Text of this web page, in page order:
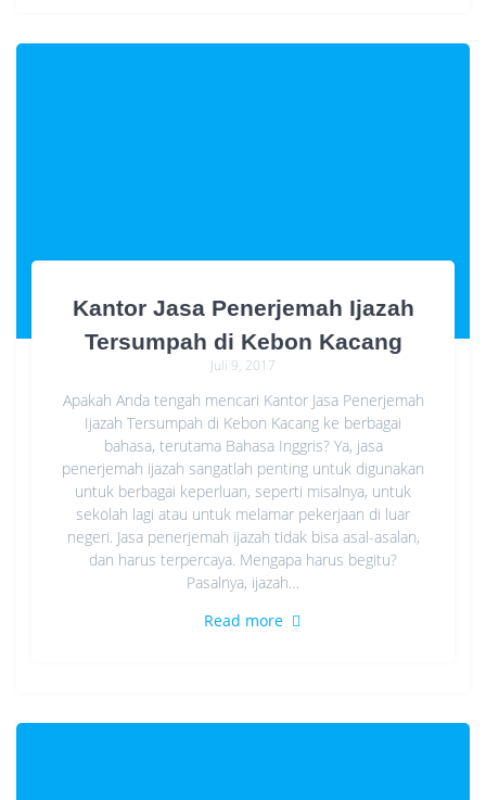
Kantor Jasa Penerjemah Ijazah
Tersumpah di Kebon Kacang
Juli 9, 2017
Apakah Anda tengah mencari Kantor Jasa Penerjemah
Ijazah Tersumpah di Kebon Kacang ke berbagai
bahasa, terutama Bahasa Inggris? Ya, jasa
penerjemah ijazah sangatlah penting untuk digunakan
untuk berbagai keperluan, seperti misalnya, untuk
sekolah lagi atau untuk melamar pekerjaan di luar
negeri. Jasa penerjemah ijazah tidak bisa asal-asalan,
dan harus terpercaya. Mengapa harus begitu?
Pasalnya, ijazah…
Read more